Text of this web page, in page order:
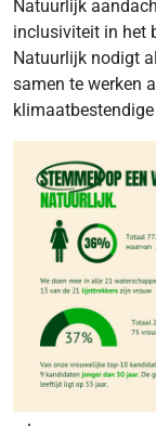
Natuurlijk
inclusiviteit in het
Natuurlijk nodigt
samen te werken